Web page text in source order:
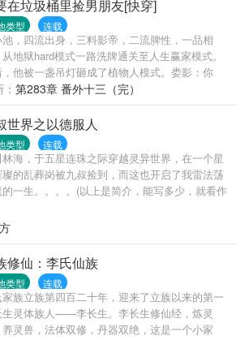
在垃圾桶里捡男朋友[快穿]
类型 连载
，四流出身，三料影帝，二流脾性，一品相
地狱hard模式一路洗牌通关至人生赢家模式。
他被一盏吊灯砸成了植物人模式。娄影：你
攻回收系统了解一下。本系统以渣攻的悔意值
单位，每积攒一百悔意值即可脱离当前世界。
示一下，我们的员工在工作中一般是通过自我
牺牲，培养渣攻的依赖性，一步步让渣攻离不
池小池：哦。身败名裂算多少后悔值？跌落神
多少后悔值？求而不得算多少后悔值？娄影：
1v1,he,绅士温柔忠犬攻x皮这一下很开心受。
统，不切片，虐渣的归虐渣，恋爱的归恋爱；
同，慎入4、作者原号【发呆的樱桃子】，因为
博【晋江-骑鲸南去】
第283章 番外十三（完）
世界之以德服人
类型 连载
海，于五星连珠之际穿越灵异世界，在一个星
璨的乱葬岗被九叔捡到，而这也开启了我雷法荡
的一生。。。。(以上是简介，能写多少，就看作
修仙：李氏仙族
类型 连载
族立族第四百二十年，迎来了立族以来的第一
生灵体族人——李长生。李长生修仙经，炼灵
灵兽，法体双修，丹器双绝，这是一个小家